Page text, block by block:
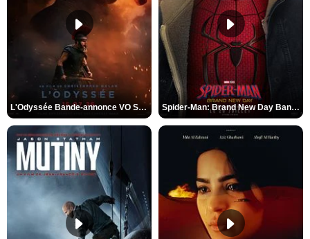
L'Odyssée Bande-annonce VO STFR Spider-Man: Brand New Day Bande-annonce VO STFR